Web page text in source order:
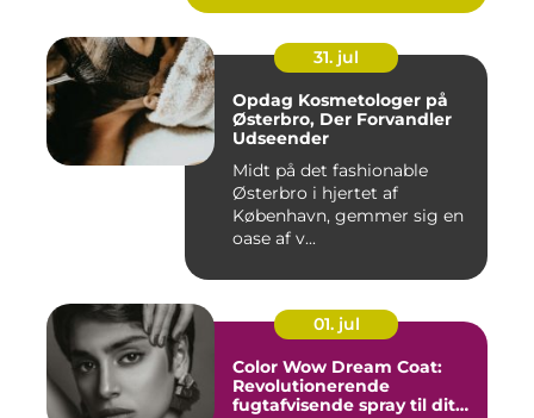
31. jul
Opdag Kosmetologer på
Østerbro, Der Forvandler
Udseender
Midt på det fashionable
Østerbro i hjertet af
København, gemmer sig en
oase af v...
01. jul
Color Wow Dream Coat:
Revolutionerende
fugtafvisende spray til dit